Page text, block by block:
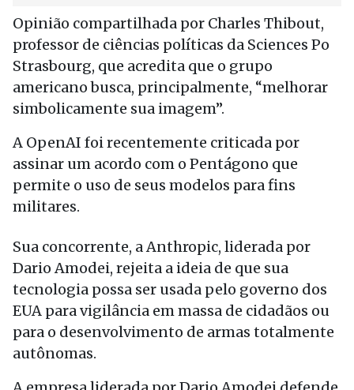
Opinião compartilhada por Charles Thibout,
professor de ciências políticas da Sciences Po
Strasbourg, que acredita que o grupo
americano busca, principalmente, “melhorar
simbolicamente sua imagem”.
A OpenAI foi recentemente criticada por
assinar um acordo com o Pentágono que
permite o uso de seus modelos para fins
militares.
Sua concorrente, a Anthropic, liderada por
Dario Amodei, rejeita a ideia de que sua
tecnologia possa ser usada pelo governo dos
EUA para vigilância em massa de cidadãos ou
para o desenvolvimento de armas totalmente
autônomas.